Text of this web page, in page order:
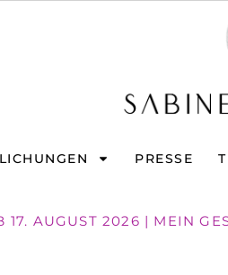
PRESSE
AUGUST 2026 | MEIN